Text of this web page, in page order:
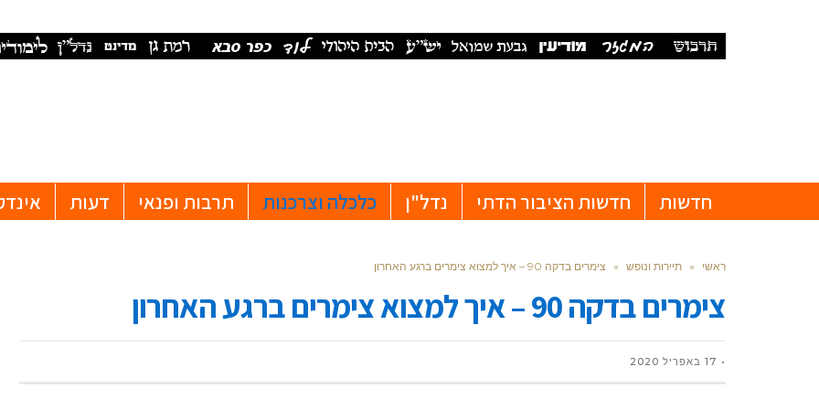
חדשות חדשות הציבור הדתי נדל"ן כלכלה וצרכנות תרבות ופנאי דעות
ראשי » תיירות ונופש » צימרים בדקה 90 – איך למצוא צימרים ברגע האחרון
צימרים בדקה 90 – איך למצוא צימרים ברגע האחרון
17 באפריל 2020